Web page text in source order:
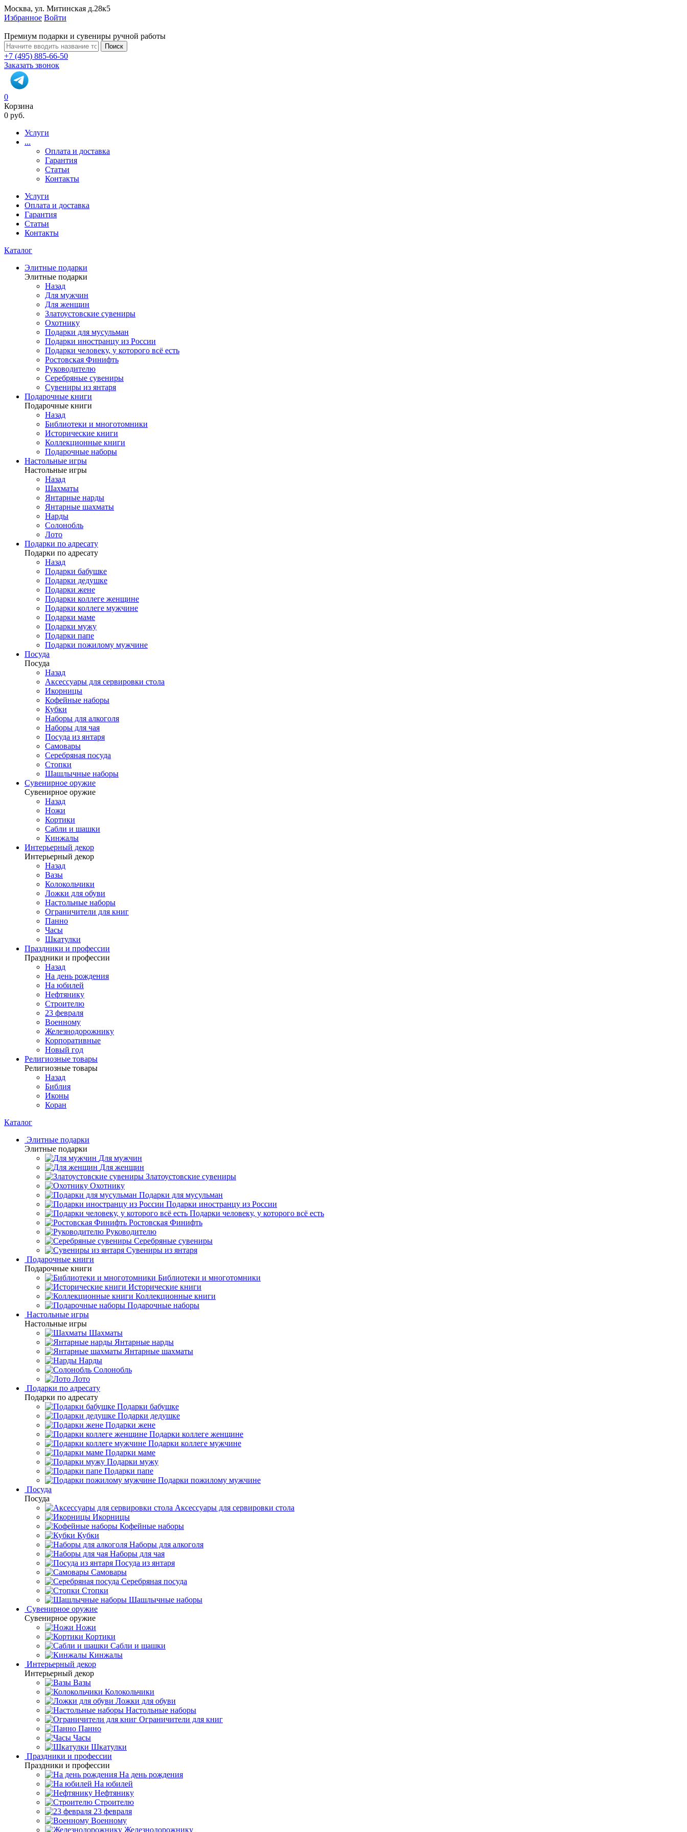
Москва, ул. Митинская д.28к5
Избранное Войти
Премиум подарки и сувениры ручной работы
Поиск
+7 (495) 885-66-50
Заказать звонок
0
Корзина
0 руб.
Услуги
...
Оплата и доставка
Гарантия
Статьи
Контакты
Услуги
Оплата и доставка
Гарантия
Статьи
Контакты
Каталог
Элитные подарки
Элитные подарки
Назад
Для мужчин
Для женщин
Златоустовские сувениры
Охотнику
Подарки для мусульман
Подарки иностранцу из России
Подарки человеку, у которого всё есть
Ростовская Финифть
Руководителю
Серебряные сувениры
Сувениры из янтаря
Подарочные книги
Подарочные книги
Назад
Библиотеки и многотомники
Исторические книги
Коллекционные книги
Подарочные наборы
Настольные игры
Настольные игры
Назад
Шахматы
Янтарные нарды
Янтарные шахматы
Нарды
Солонобль
Лото
Подарки по адресату
Подарки по адресату
Назад
Подарки бабушке
Подарки дедушке
Подарки жене
Подарки коллеге женщине
Подарки коллеге мужчине
Подарки маме
Подарки мужу
Подарки папе
Подарки пожилому мужчине
Посуда
Посуда
Назад
Аксессуары для сервировки стола
Икорницы
Кофейные наборы
Кубки
Наборы для алкоголя
Наборы для чая
Посуда из янтаря
Самовары
Серебряная посуда
Стопки
Шашлычные наборы
Сувенирное оружие
Сувенирное оружие
Назад
Ножи
Кортики
Сабли и шашки
Кинжалы
Интерьерный декор
Интерьерный декор
Назад
Вазы
Колокольчики
Ложки для обуви
Настольные наборы
Ограничители для книг
Панно
Часы
Шкатулки
Праздники и профессии
Праздники и профессии
Назад
На день рождения
На юбилей
Нефтянику
Строителю
23 февраля
Военному
Железнодорожнику
Корпоративные
Новый год
Религиозные товары
Религиозные товары
Назад
Библия
Иконы
Коран
Каталог
Элитные подарки
Элитные подарки
Для мужчин
Для женщин
Златоустовские сувениры
Охотнику
Подарки для мусульман
Подарки иностранцу из России
Подарки человеку, у которого всё есть
Ростовская Финифть
Руководителю
Серебряные сувениры
Сувениры из янтаря
Подарочные книги
Подарочные книги
Библиотеки и многотомники
Исторические книги
Коллекционные книги
Подарочные наборы
Настольные игры
Настольные игры
Шахматы
Янтарные нарды
Янтарные шахматы
Нарды
Солонобль
Лото
Подарки по адресату
Подарки по адресату
Подарки бабушке
Подарки дедушке
Подарки жене
Подарки коллеге женщине
Подарки коллеге мужчине
Подарки маме
Подарки мужу
Подарки папе
Подарки пожилому мужчине
Посуда
Посуда
Аксессуары для сервировки стола
Икорницы
Кофейные наборы
Кубки
Наборы для алкоголя
Наборы для чая
Посуда из янтаря
Самовары
Серебряная посуда
Стопки
Шашлычные наборы
Сувенирное оружие
Сувенирное оружие
Ножи
Кортики
Сабли и шашки
Кинжалы
Интерьерный декор
Интерьерный декор
Вазы
Колокольчики
Ложки для обуви
Настольные наборы
Ограничители для книг
Панно
Часы
Шкатулки
Праздники и профессии
Праздники и профессии
На день рождения
На юбилей
Нефтянику
Строителю
23 февраля
Военному
Железнодорожнику